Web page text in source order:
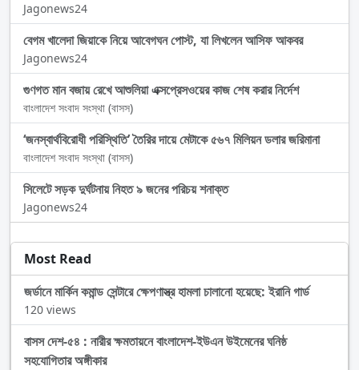
Jagonews24
বেগম খালেদা জিয়াকে নিয়ে আবেগঘন পোস্ট, যা লিখলেন আসিফ আকবর
Jagonews24
গুণগত মান বজায় রেখে আশুলিয়া এক্সপ্রেসওয়ের কাজ শেষ করার নির্দেশ
বাংলাদেশ সংবাদ সংস্থা (বাসস)
‘জনস্বার্থবিরোধী পরিস্থিতি’ তৈরির দায়ে মেটাকে ৫৬৭ মিলিয়ন ডলার জরিমানা
বাংলাদেশ সংবাদ সংস্থা (বাসস)
সিলেটে সড়ক দুর্ঘটনায় নিহত ৯ জনের পরিচয় শনাক্ত
Jagonews24
Most Read
জর্ডানে মার্কিন কমান্ড সেন্টারে ক্ষেপণাস্ত্র হামলা চালানো হয়েছে: ইরানি গার্ড
120 views
বাসস দেশ-৫৪ : নারীর ক্ষমতায়নে বাংলাদেশ-ইউএন উইমেনের ঘনিষ্ঠ
সহযোগিতার অঙ্গীকার